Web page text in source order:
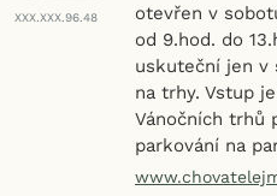
XXX.XXX.96.48
otevřen v
od 9.hod. do
uskuteční jen v
na trhy. Vstup
Vánočních trhů
parkování na